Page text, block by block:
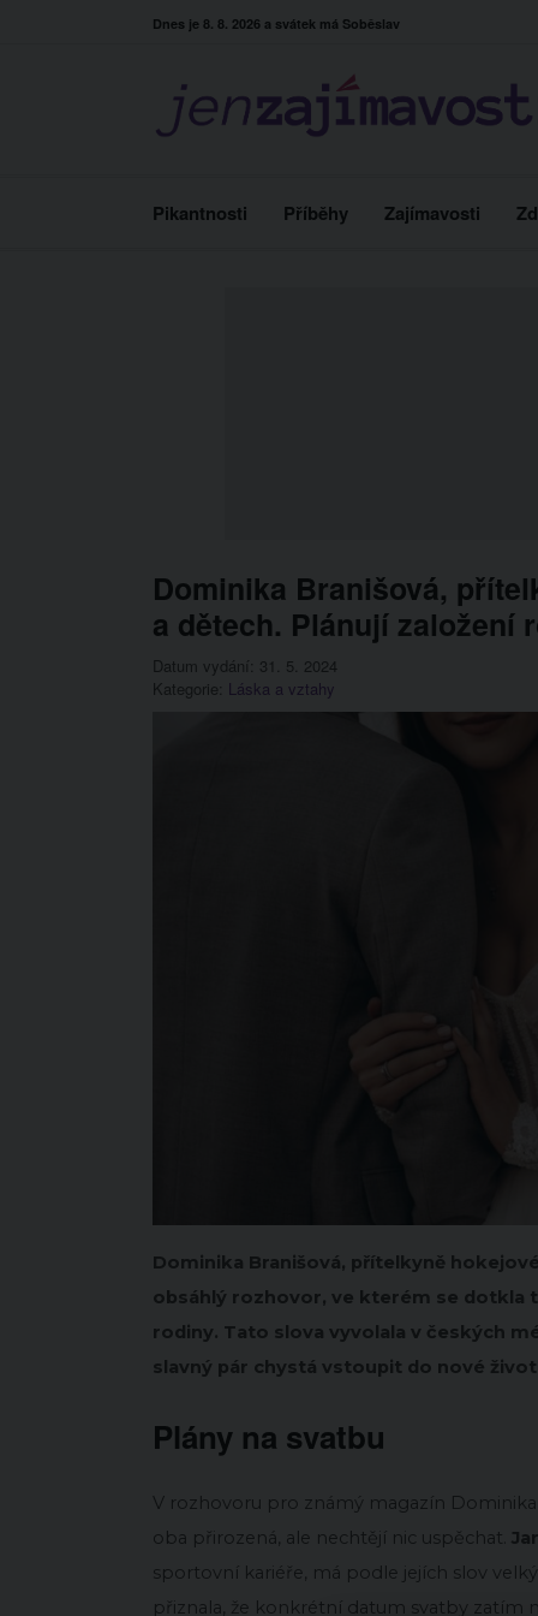
Dnes je 8. 8. 2026 a svátek má Soběslav
Pikantnosti Příběhy Zajímavosti
Dominika Branišová,
a dětech. Plánují založení
Datum vydání: 31. 5. 2024
Kategorie: Láska a vztahy
Dominika Branišová, přítelkyně
obsáhlý rozhovor, ve kterém se dotkla
rodiny. Tato slova vyvolala v českých
slavný pár chystá vstoupit do nové
Plány na svatbu
V rozhovoru pro známý magazín Dominika
oba přirozená, ale nechtějí nic uspěchat.
sportovní kariéře, má podle jejích slov
přiznala, že konkrétní datum svatby zatím